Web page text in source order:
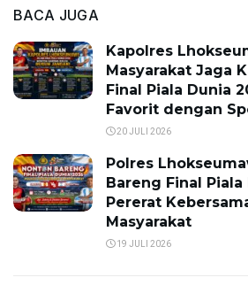
BACA JUGA
Kapolres
Masyarakat Jaga
Final Piala Dunia
Favorit dengan
20 JULI 2026
Polres
Bareng Final Piala
Pererat
Masyarakat
19 JULI 2026